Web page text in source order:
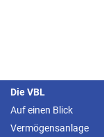
Die VBL
Auf einen Blick
Vermögensanlage